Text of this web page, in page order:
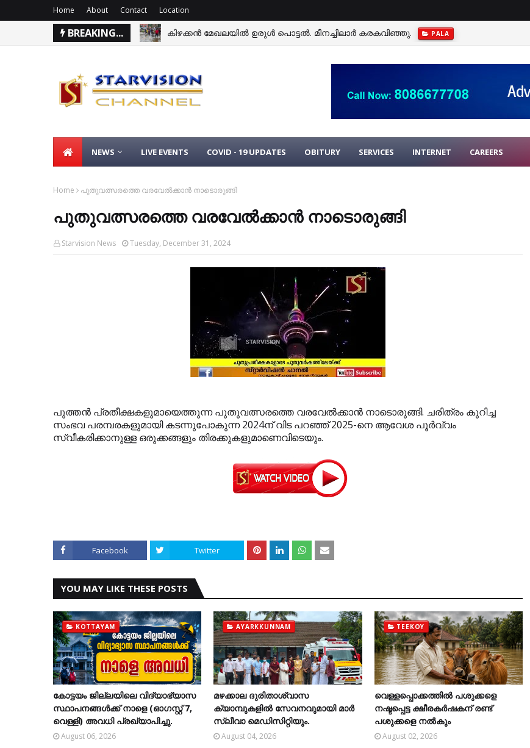
Home About Contact Location
BREAKING... കിഴക്കന്‍ മേഖലയില്‍ ഉരുള്‍ പൊട്ടല്‍. മീനച്ചിലാര്‍ കരകവിഞ്ഞു. PALA
NEWS LIVE EVENTS COVID - 19 UPDATES OBITURY SERVICES INTERNET CAREERS
Home പുതുവത്സരത്തെ വരവേല്‍ക്കാന്‍ നാടൊരുങ്ങി
പുതുവത്സരത്തെ വരവേല്‍ക്കാന്‍ നാടൊരുങ്ങി
Starvision News Tuesday, December 31, 2024
പുത്തന്‍ പ്രതീക്ഷകളുമായെത്തുന്ന പുതുവത്സരത്തെ വരവേല്‍ക്കാന്‍ നാടൊരുങ്ങി. ചരിത്രം കുറിച്ച
സംഭവ പരമ്പരകളുമായി കടന്നുപോകുന്ന 2024ന് വിട പറഞ്ഞ് 2025-നെ ആവേശ പൂര്‍വ്വം
സ്വീകരിക്കാനുള്ള ഒരുക്കങ്ങളും തിരക്കുകളുമാണെവിടെയും.
Facebook Twitter
YOU MAY LIKE THESE POSTS
KOTTAYAM
കോട്ടയം ജില്ലയിലെ വിദ്യാഭ്യാസ
സ്ഥാപനങ്ങള്‍ക്ക് നാളെ (ഓഗസ്റ്റ് 7,
വെള്ളി) അവധി പ്രഖ്യാപിച്ചു.
August 06, 2026
AYARKKUNNAM
മഴക്കാല ദുരിതാശ്വാസ
ക്യാമ്പുകളിൽ സേവനവുമായി മാർ
സ്ലീവാ മെഡിസിറ്റിയും.
August 04, 2026
TEEKOY
വെള്ളപ്പൊക്കത്തില്‍ പശുക്കളെ
നഷ്ടപ്പെട്ട ക്ഷീരകര്‍ഷകന് രണ്ട്
പശുക്കളെ നല്‍കും
August 02, 2026